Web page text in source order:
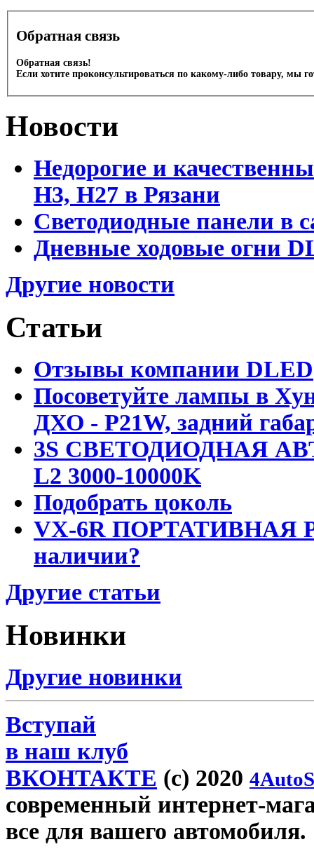
Обратная связь
Обратная связь!
Если хотите проконсультироваться по какому-либо товару, мы
Новости
Недорогие и
Н3, Н27 в Рязани
Светодиодные панели в
Дневные ходовые огни
Другие новости
Статьи
Отзывы компании DLED
Посоветуйте лампы в
ДХО - P21W, задний
3S СВЕТОДИОДНАЯ
L2 3000-10000K
Подобрать цоколь
VX-6R ПОРТАТИВНАЯ
наличии?
Другие статьи
Новинки
Другие новинки
Вступай
в наш клуб
ВКОНТАКТЕ (c) 2020
современный интернет-
все для вашего автомобиля.